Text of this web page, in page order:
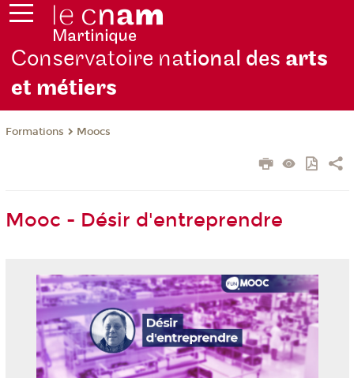
Conservatoire national des arts
et métiers
Formations Moocs
Mooc - Désir d'entreprendre